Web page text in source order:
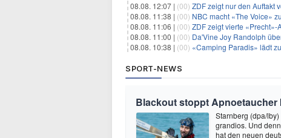
08.08. 12:07 | (00) ZDF zeigt nur den Auftakt
08.08. 11:38 | (00) NBC macht «The Voice»
08.08. 11:06 | (00) ZDF zeigt vierte «Precht»-
08.08. 11:00 | (00) Da'Vine Joy Randolph
08.08. 10:38 | (00) «Camping Paradis» lädt
SPORT-NEWS
Blackout stoppt Apnoetaucher
Starnberg (dpa/
grandios. Und
hat den neuen